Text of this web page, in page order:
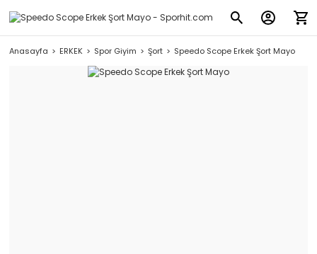
Anasayfa ERKEK Spor Giyim Şort Speedo Scope Erkek Şort Mayo